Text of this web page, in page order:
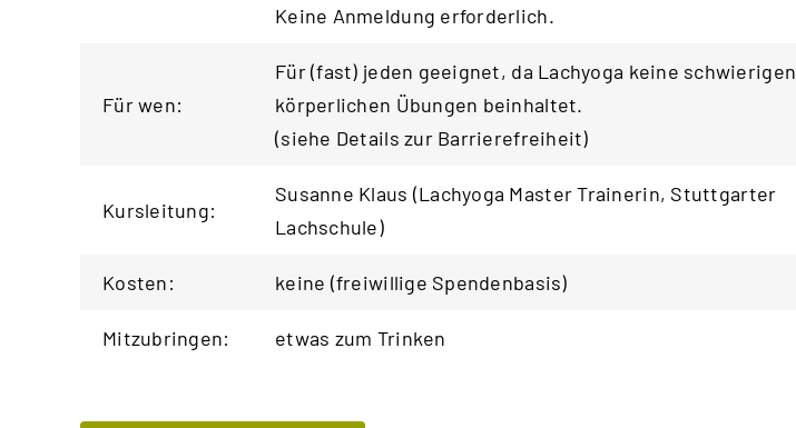
Keine Anmeldung erforderlich.
Für wen:
Für (fast) jeden geeignet, da Lachyoga keine schwierigen
körperlichen Übungen beinhaltet.
(siehe Details zur Barrierefreiheit)
Kursleitung:
Susanne Klaus (Lachyoga Master Trainerin, Stuttgarter
Lachschule)
Kosten: keine (freiwillige Spendenbasis)
Mitzubringen: etwas zum Trinken